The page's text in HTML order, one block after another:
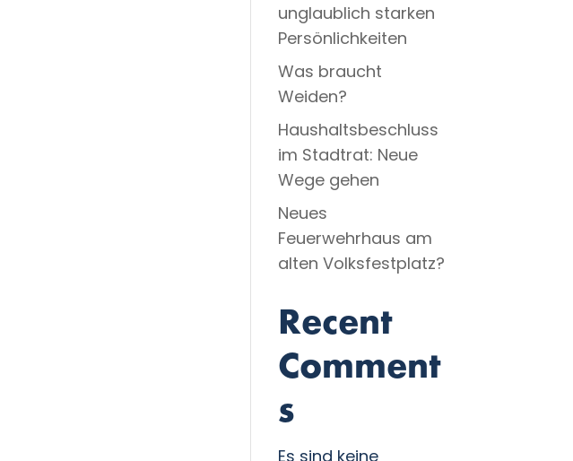
unglaublich starken
Persönlichkeiten
Was braucht
Weiden?
Haushaltsbeschluss
im Stadtrat: Neue
Wege gehen
Neues
Feuerwehrhaus am
alten Volksfestplatz?
Recent
Comment
s
Es sind keine